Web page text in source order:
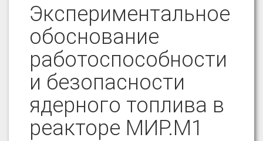
Экспериментальное
обоснование
работоспособности
и безопасности
ядерного топлива в
реакторе МИР.М1